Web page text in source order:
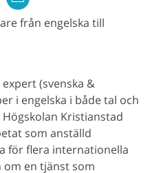
från engelska till
(svenska &
i engelska i både tal och
Kristianstad
som anställd
för flera internationella
om en tjänst som